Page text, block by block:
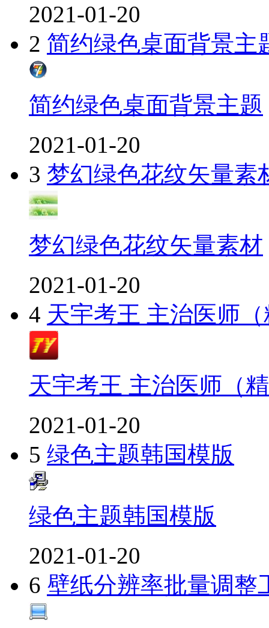
2021-01-20
2 简约绿色桌面背景主
简约绿色桌面背景主题
2021-01-20
3 梦幻绿色花纹矢量素
梦幻绿色花纹矢量素材
2021-01-20
4 天宇考王 主治医师
天宇考王 主治医师（
2021-01-20
5 绿色主题韩国模版
绿色主题韩国模版
2021-01-20
6 壁纸分辨率批量调整